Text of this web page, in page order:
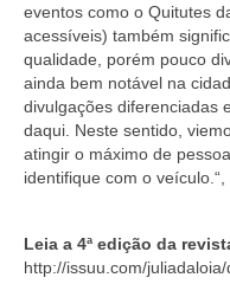
eventos como o Quitutes
acessíveis) também
qualidade, porém pouco
ainda bem notável na
divulgações diferenciadas
daqui. Neste sentido,
atingir o máximo de
identifique com o
Leia a 4ª edição da
http://issuu.com/